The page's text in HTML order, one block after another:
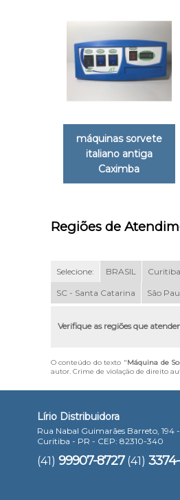
máquinas sorvete
italiano antiga
Caximba
Regiões de
Selecione: BRASIL Curitiba
SC - Santa Catarina São
Verifique as regiões que
O conteúdo do texto "Máquina de
autor. Crime de violação de direito
Lírio Distribuidora
Rua Nabal Guimarães Barreto, 194
Curitiba - PR - CEP: 82310-340
(41) 99907-8727 (41)